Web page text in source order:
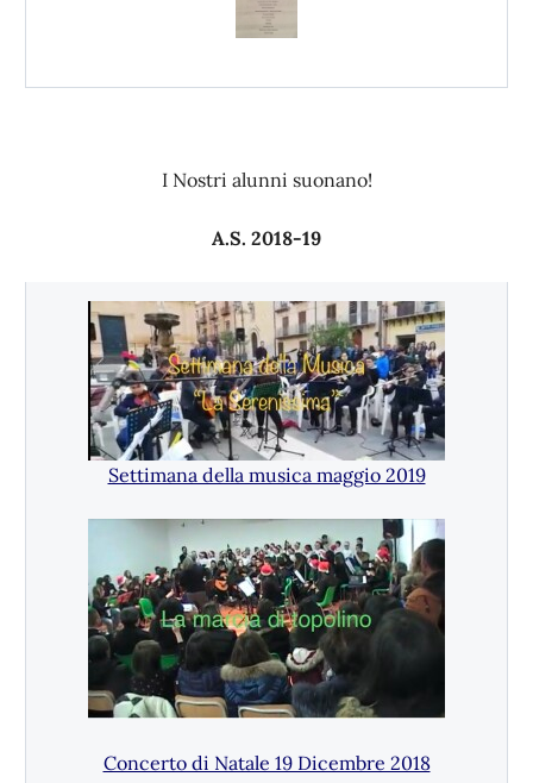
I Nostri alunni suonano!
A.S. 2018-19
Settimana della musica maggio 2019
Concerto di Natale 19 Dicembre 2018